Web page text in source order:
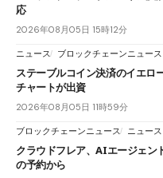
応
2026年08月05日 15時12分
ニュース ブロックチェーンニュース
ステーブルコイン決済のイエロ
チャートが出資
2026年08月05日 11時59分
ブロックチェーンニュース ニュース
クラウドフレア、AIエージェン
の予約から